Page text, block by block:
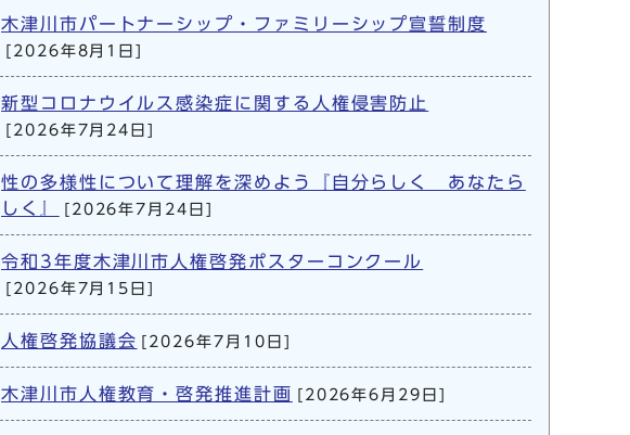
木津川市パートナーシップ・ファミリーシップ宣誓制度
[2026年8月1日]
新型コロナウイルス感染症に関する人権侵害防止
[2026年7月24日]
性の多様性について理解を深めよう『自分らしく あなたら
しく』
[2026年7月24日]
令和3年度木津川市人権啓発ポスターコンクール
[2026年7月15日]
人権啓発協議会 [2026年7月10日]
木津川市人権教育・啓発推進計画 [2026年6月29日]